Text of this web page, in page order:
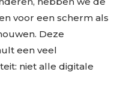
voor een scherm als
Deze
een veel
niet alle digitale